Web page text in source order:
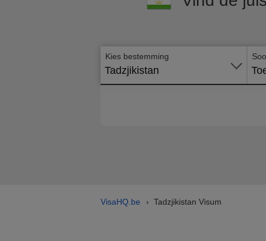
Kies bestemming
Tadzjikistan
VisaHQ.be › Tadzjikistan Visum